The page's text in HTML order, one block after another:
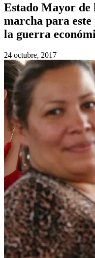
Estado Mayor de
marcha para
la guerra
24 octubre, 2017